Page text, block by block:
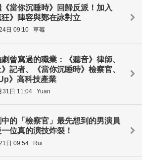
當你沉睡時》回歸反派！加入
狂》陣容與鄭在詠對立
日 09:10 草莓
曾寫過的職業：《聽音》律師、
》記者、《當你沉睡時》檢察官、
》高科技產業
31日 11:04 Yuan
的「檢察官」最先想到的男演員
位真的演技炸裂！
日 09:54 Rui